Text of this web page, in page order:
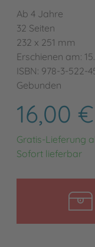
Ab 4 Jahre
32 Seiten
232 x 251 mm
Erschienen am:
ISBN: 978-3-522-
Gebunden
16,00 €
Gratis-Lieferung
Sofort lieferbar